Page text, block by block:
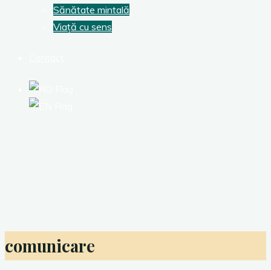
Sănătate mintală
Viață cu sens
comunicare